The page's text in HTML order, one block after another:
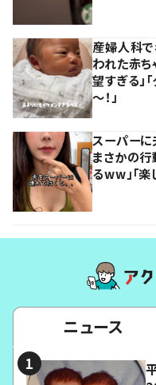
産婦人科で
われた赤
望すぎる」
～！」
スーパーに
まさかの行
るww」「楽
ニュース